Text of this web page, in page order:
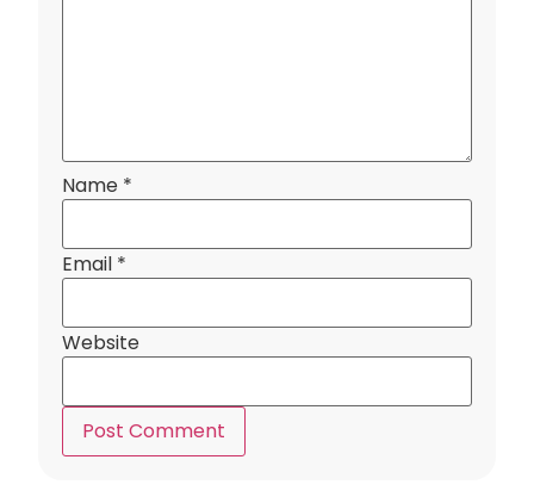
Name *
Email *
Website